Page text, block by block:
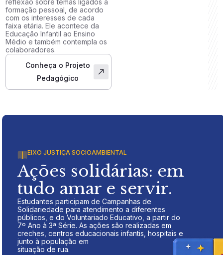
formação pessoal, de acordo
com os interesses de cada
faixa etária. Ele acontece da
Educação Infantil ao Ensino
Médio e também contempla os
colaboradores.
Conheça o Projeto
Pedagógico
EIXO JUSTIÇA SOCIOAMBIENTAL
Ações solidárias: em
tudo amar e servir.
Estudantes participam de Campanhas de
Solidariedade para atendimento a diferentes
públicos, e do Voluntariado Educativo, a partir do
7º Ano à 3ª Série. As ações são realizadas em
creches, centros educacionais infantis, hospitais e
junto à população em
situação de rua.